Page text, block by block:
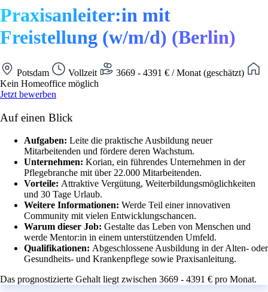
Praxisanleiter:in mit
Freistellung (w/m/d) (Berlin)
Potsdam Vollzeit
3669 - 4391 € / Monat (geschätzt)
Kein Homeoffice möglich
Jetzt bewerben
Auf einen Blick
Aufgaben: Leite die praktische Ausbildung neuer
Mitarbeitenden und fördere deren Wachstum.
Unternehmen: Korian, ein führendes Unternehmen in der
Pflegebranche mit über 22.000 Mitarbeitenden.
Vorteile: Attraktive Vergütung, Weiterbildungsmöglichkeiten
und 30 Tage Urlaub.
Weitere Informationen: Werde Teil einer innovativen
Community mit vielen Entwicklungschancen.
Warum dieser Job: Gestalte das Leben von Menschen und
werde Mentor:in in einem unterstützenden Umfeld.
Qualifikationen: Abgeschlossene Ausbildung in der Alten- oder
Gesundheits- und Krankenpflege sowie Praxisanleitung.
Das prognostizierte Gehalt liegt zwischen 3669 - 4391 € pro Monat.